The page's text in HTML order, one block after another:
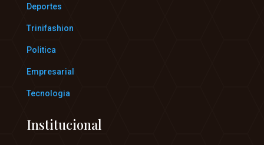
Deportes
Trinifashion
Politica
Empresarial
Tecnologia
Institucional